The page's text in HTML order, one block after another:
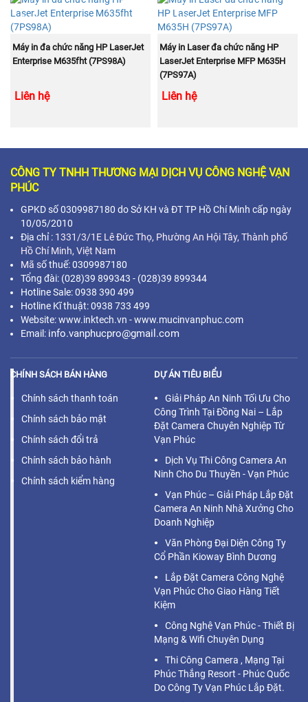
BÁN
CHẠY
MUA NGAY
Máy in đa chức năng HP LaserJet
Enterprise M635fht (7PS98A)
Liên hệ
BÁN
CHẠY
MUA NGAY
Máy in Laser đa chức năng HP
LaserJet Enterprise MFP M635H
(7PS97A)
Liên hệ
CÔNG TY TNHH THƯƠNG MẠI DỊCH VỤ CÔNG NGHỆ VẠN
PHÚC
GPKD số 0309987180 do Sở KH và ĐT TP Hồ Chí Minh cấp ngày
10/05/2010
Địa chỉ : 1331/3/1E Lê Đức Thọ, Phường An Hội Tây, Thành phố
Hồ Chí Minh, Việt Nam
Mã số thuế: 0309987180
Tổng đài: (028)39 899343 - (028)39 899344
Hotline Sale: 0938 390 499
Hotline Kĩ thuật: 0938 733 499
Website: www.inktech.vn - www.mucinvanphuc.com
Email: info.vanphucpro@gmail.com
CHÍNH SÁCH BÁN HÀNG
Chính sách thanh toán
Chính sách bảo mật
Chính sách đổi trả
Chính sách bảo hành
Chính sách kiểm hàng
DỰ ÁN TIÊU BIỂU
Giải Pháp An Ninh Tối Ưu Cho
Công Trình Tại Đồng Nai – Lắp
Đặt Camera Chuyên Nghiệp Từ
Vạn Phúc
Dịch Vụ Thi Công Camera An
Ninh Cho Du Thuyền - Vạn Phúc
Vạn Phúc – Giải Pháp Lắp Đặt
Camera An Ninh Nhà Xưởng Cho
Doanh Nghiệp
Văn Phòng Đại Diện Công Ty
Cổ Phần Kioway Bình Dương
Lắp Đặt Camera Công Nghệ
Vạn Phúc Cho Giao Hàng Tiết
Kiệm
Công Nghệ Vạn Phúc - Thiết Bị
Mạng & Wifi Chuyên Dụng
Thi Công Camera , Mạng Tại
Phúc Thắng Resort - Phúc Quốc
Do Công Ty Vạn Phúc Lắp Đặt.